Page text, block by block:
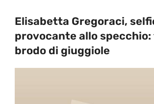
Elisabetta Gregoraci,
provocante allo specchio:
brodo di giuggiole